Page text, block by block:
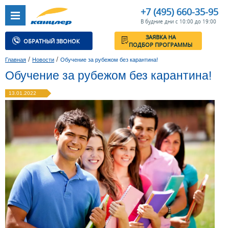
+7 (495) 660-35-95
В будние дни с 10:00 до 19:00
ОБРАТНЫЙ ЗВОНОК
ЗАЯВКА НА
ПОДБОР ПРОГРАММЫ
Главная / Новости / Обучение за рубежом без карантина!
Обучение за рубежом без карантина!
13.01.2022